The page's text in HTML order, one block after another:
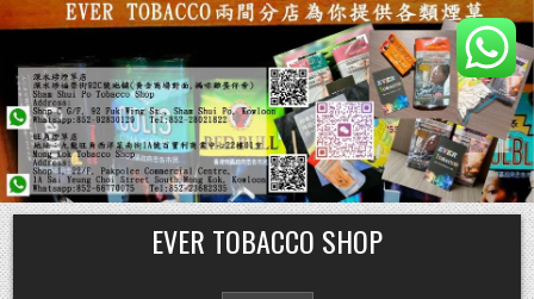
Skip
to
content
EVER TOBACCO SHOP